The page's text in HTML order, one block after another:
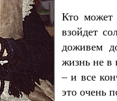
Кто может
взойдет
доживем
жизнь не в
– и все
это очень